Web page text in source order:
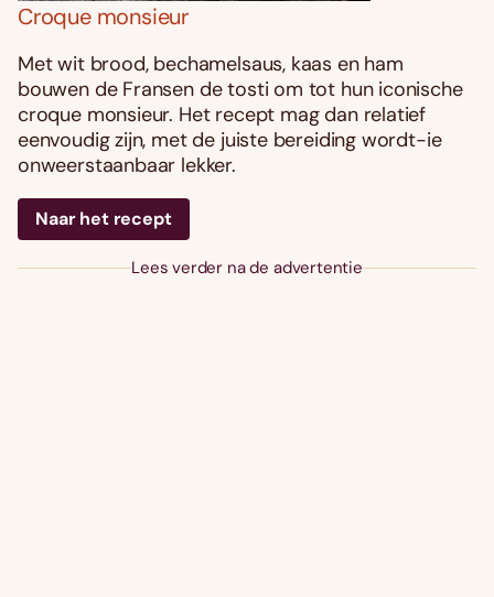
Croque monsieur
Met wit brood, bechamelsaus, kaas en ham
bouwen de Fransen de tosti om tot hun iconische
croque monsieur. Het recept mag dan relatief
eenvoudig zijn, met de juiste bereiding wordt-ie
onweerstaanbaar lekker.
Naar het recept
Lees verder na de advertentie